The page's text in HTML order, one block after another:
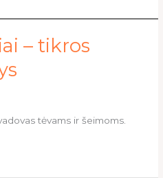
– tikros
tėvams ir šeimoms.